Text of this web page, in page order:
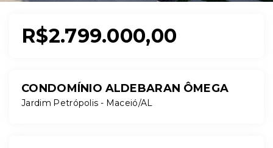
R$2.799.000,00
CONDOMÍNIO ALDEBARAN ÔMEGA
Jardim Petrópolis - Maceió/AL